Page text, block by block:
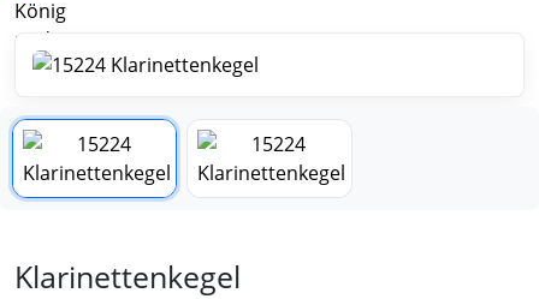
Klarinettenkegel